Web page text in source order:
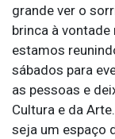
grande ver o
brinca à
estamos
sábados para
as pessoas e
Cultura e da
seja um espaço